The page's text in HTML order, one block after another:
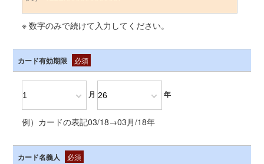
※ 数字のみで続けて入力してください。
カード有効期限 必須
月 年
例）カードの表記03/18→03月/18年
カード名義人 必須